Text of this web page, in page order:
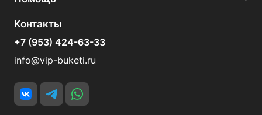
Контакты
+7 (953) 424-63-33
info@vip-buketi.ru